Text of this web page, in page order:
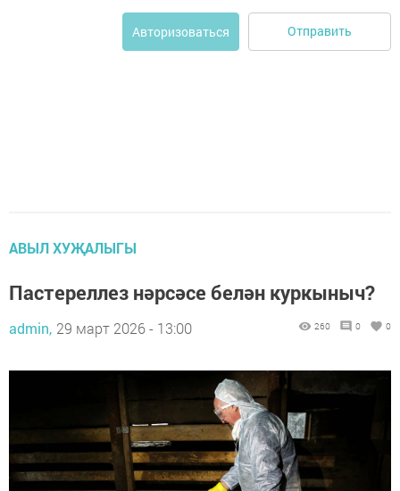
Авторизоваться Отправить
АВЫЛ ХУҖАЛЫГЫ
Пастереллез нәрсәсе белән куркыныч?
admin, 29 март 2026 - 13:00 260 0 0